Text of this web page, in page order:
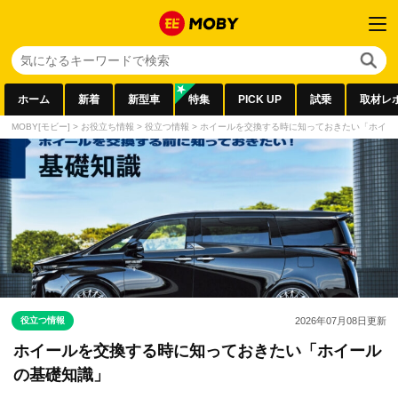
ホーム 新着 新型車 特集 PICK UP 試乗 取材レ
MOBY[モビー] > お役立ち情報 > 役立つ情報 > ホイールを交換する時に知っておきたい「ホイ
役立つ情報 2026年07月08日更新
ホイールを交換する時に知っておきたい「ホイール
の基礎知識」